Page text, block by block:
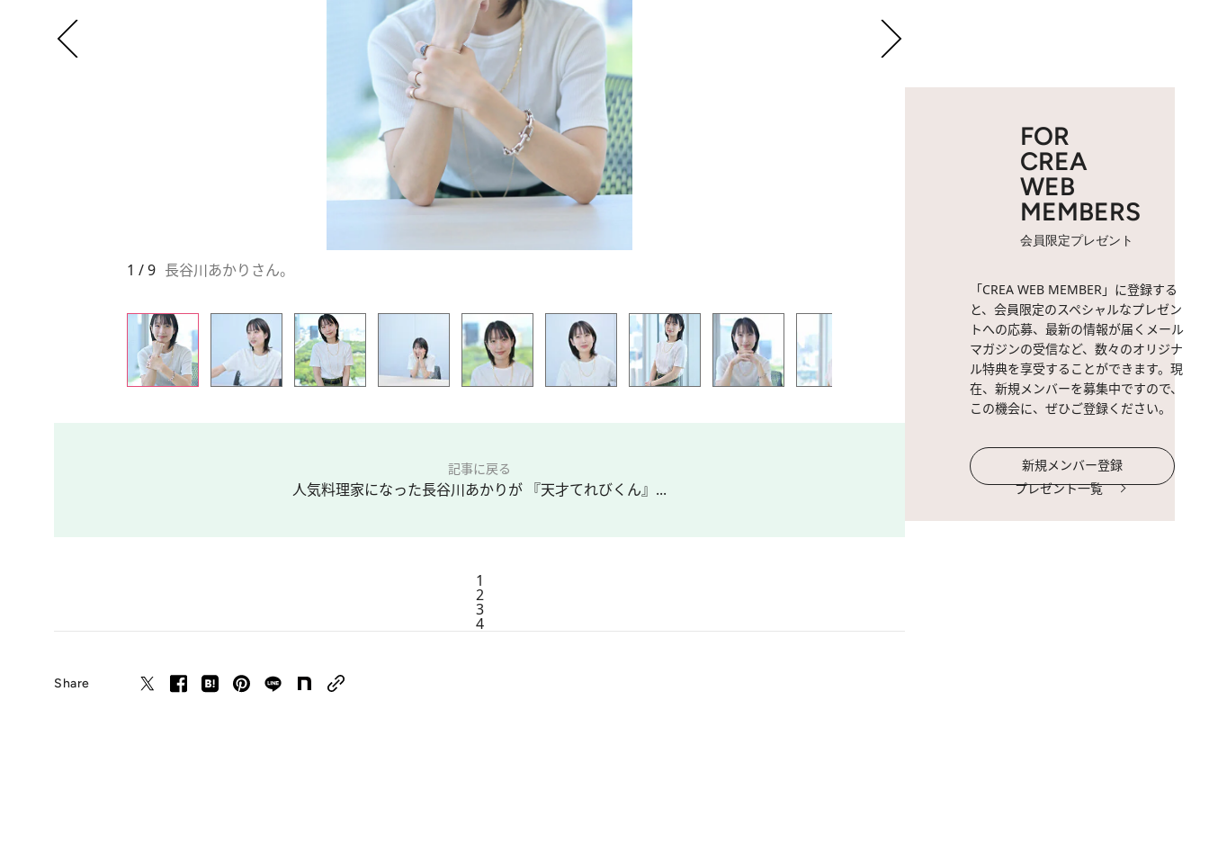
1 / 9 長谷川あかりさん。
記事に戻る
人気料理家になった長谷川あかりが 『天才てれびくん』...
1
2
3
4
Share
FOR
CREA
WEB
MEMBERS
会員限定プレゼント
「CREA WEB MEMBER」に登録する
と、会員限定のスペシャルなプレゼン
トへの応募、最新の情報が届くメール
マガジンの受信など、数々のオリジナ
ル特典を享受することができます。現
在、新規メンバーを募集中ですので、
この機会に、ぜひご登録ください。
新規メンバー登録
プレゼント一覧